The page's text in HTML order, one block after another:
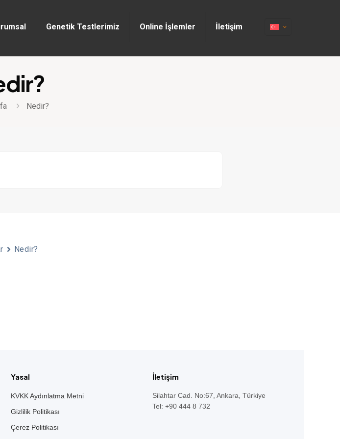
Genetik Testlerimiz Online İşlemler İletişim
Nedir?
Nedir?
Yasal
KVKK Aydınlatma Metni
Gizlilik Politikası
Çerez Politikası
İletişim
Silahtar Cad. No:67, Ankara, Türkiye
Tel: +90 444 8 732